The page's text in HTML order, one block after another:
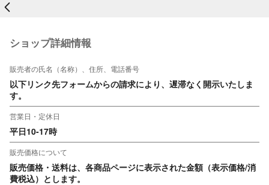
戻る
ショップ詳細情報
販売者の氏名（名称）、住所、電話番号
以下リンク先フォームからの請求により、遅滞なく開示いたしま
す。
営業日・定休日
平日10-17時
販売価格について
販売価格・送料は、各商品ページに表示された金額（表示価格/消
費税込）とします。